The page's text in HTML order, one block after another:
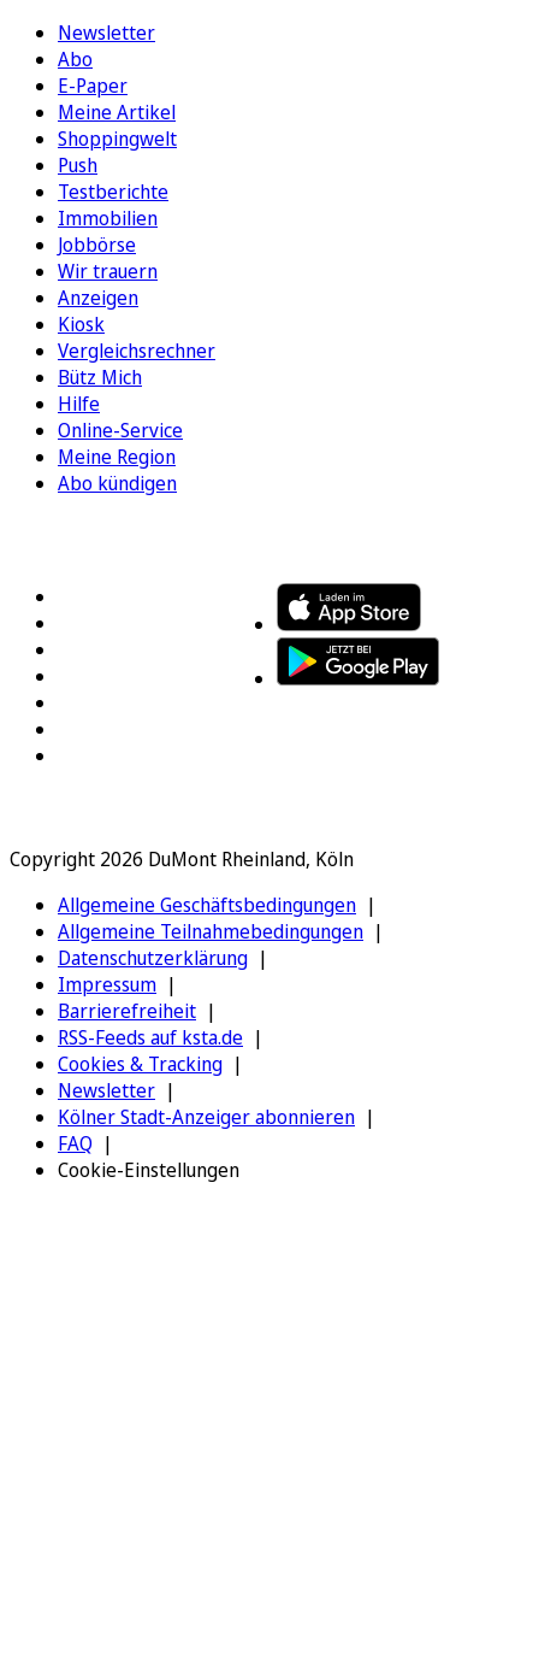
Newsletter
Abo
E-Paper
Meine Artikel
Shoppingwelt
Push
Testberichte
Immobilien
Jobbörse
Wir trauern
Anzeigen
Kiosk
Vergleichsrechner
Bütz Mich
Hilfe
Online-Service
Meine Region
Abo kündigen
Copyright 2026 DuMont Rheinland, Köln
Allgemeine Geschäftsbedingungen
Allgemeine Teilnahmebedingungen
Datenschutzerklärung
Impressum
Barrierefreiheit
RSS-Feeds auf ksta.de
Cookies & Tracking
Newsletter
Kölner Stadt-Anzeiger abonnieren
FAQ
Cookie-Einstellungen